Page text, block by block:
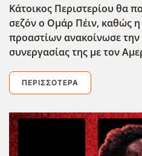
Κάτοικος Περιστερίου θα
σεζόν ο Ομάρ Πέιν, καθώς
προαστίων ανακοίνωσε
συνεργασίας της με τον
ΠΕΡΙΣΣΌΤΕΡΑ